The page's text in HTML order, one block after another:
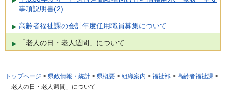
事項説明書(2)
高齢者福祉課の会計年度任用職員募集について
「老人の日・老人週間」について
トップページ > 県政情報・統計 > 県概要 > 組織案内 > 福祉部 > 高齢者福祉課 >
「老人の日・老人週間」について